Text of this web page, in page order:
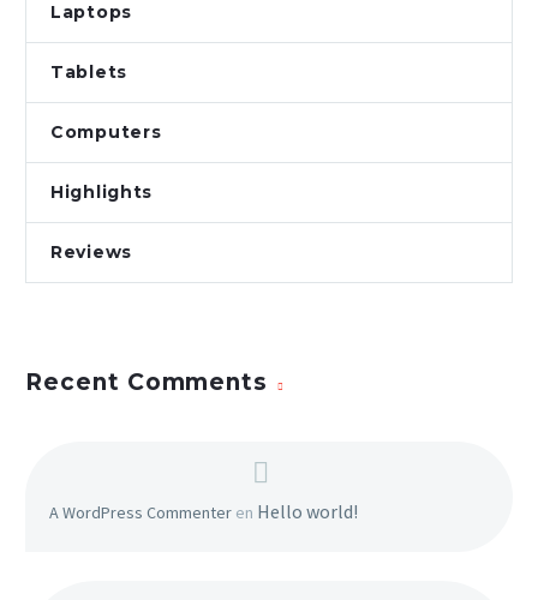
veniam, quis nostrud
Laptops
Tablets
Computers
Highlights
Reviews
Recent Comments
A WordPress Commenter en Hello world!